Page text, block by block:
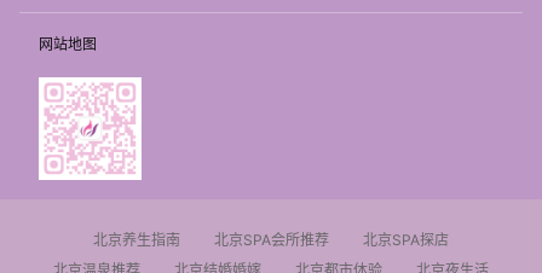
网站地图
北京养生指南 北京SPA会所推荐
北京SPA探店